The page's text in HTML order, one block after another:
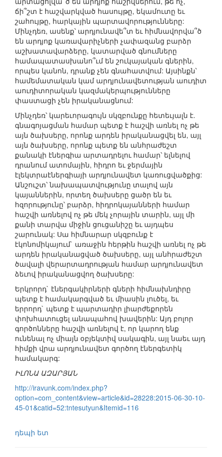
ճի՞շտ է հաշվարկված հասույթը, եկամուտը եւ
շահույթը, հարկային պարտավորությունները:
Մինչդեռ, ասենք՝ արդյունավե՞տ եւ հիմնավորվա՞ծ
են արդյոք կառավարիչների չափազանց բարձր
աշխատավարձերը, կատարված գնումները
համապատասխանո՞ւմ են շուկայական գներին,
որպես կանոն, դրանք չեն գնահատվում: Այսինքն՝
համեմատական կամ արդյունավետության աուդիտ
աուդիտորական կազմակերպությունները
փաստացի չեն իրականացնում:
Մինչդեռ՝ կարեւորագույն սկզբունքը հետեւյալն է.
գնագոյացման համար պետք է հաշվի առնել ոչ թե
այն ծախսերը, որոնք արդեն իրականացվել են, այլ
այն ծախսերը, որոնք պետք են անհրաժեշտ
քանակի էներգիա արտադրելու համար՝ ելնելով
դրանում ատոմային, հիդրո եւ ջերմային
էլեկտրաէներգիայի արդյունավետ կառուցվածքից:
Անշուշտ՝ նախապատվությունը տալով այն
կայաններին, որտեղ ծախսերը ցածր են եւ
հզորությունը՝ բարձր, հիդրոկայանների համար
հաշվի առնելով ոչ թե մեկ չորային տարին, այլ մի
քանի տարվա միջին ցուցանիշը եւ այդպես
շարունակ: Սա հիմնարար սկզբունք է
էկոնոմիկայում` առաջին հերթին հաշվի առնել ոչ թե
արդեն իրականացված ծախսերը, այլ անհրաժեշտ
ծավալի վերարտադրության համար արդյունավետ
ձեւով իրականացվող ծախսերը:
Երկրորդ` էներգակիրների գների հիմնախնդիրը
պետք է համակարգված եւ միասին լուծել, եւ
երրորդ` պետք է պարտադիր լիարժեքորեն
փոխհատուցել անապահով խավերին: Այդ բոլոր
գործոնները հաշվի առնելով է, որ կարող ենք
ունենալ ոչ միայն օբյեկտիվ սակագին, այլ նաեւ այդ
հիմքի վրա արդյունավետ գործող էներգետիկ
համակարգ:
ԻԼՈՆԱ ԱԶԱՐՅԱՆ
http://iravunk.com/index.php?
option=com_content&view=article&id=28228:2015-06-30-10-
45-01&catid=52:tntesutyun&Itemid=116
դեպի ետ